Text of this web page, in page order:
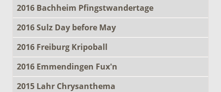
2016 Bachheim Pfingstwandertage
2016 Sulz Day before May
2016 Freiburg Kripoball
2016 Emmendingen Fux'n
2015 Lahr Chrysanthema